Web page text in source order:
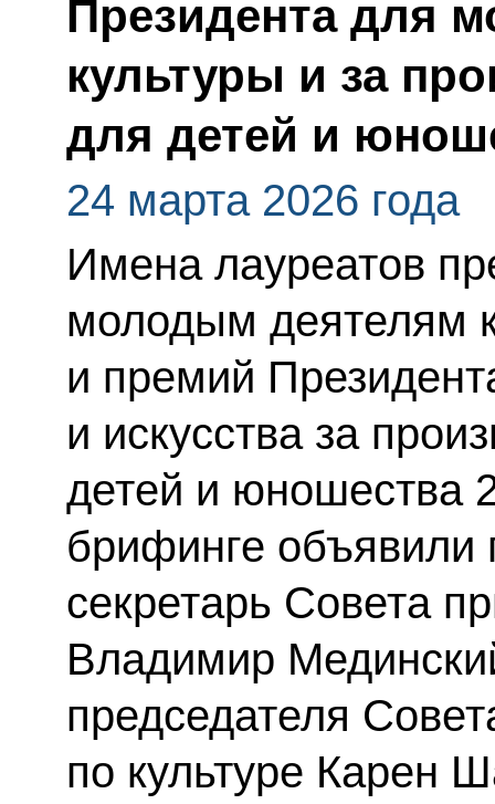
Президента для
культуры и за
для детей и
24 марта 2026 года
Имена лауреатов
молодым деятелям
и премий
и искусства за
детей и юношества
брифинге
секретарь Совета
Владимир
председателя
по культуре Карен